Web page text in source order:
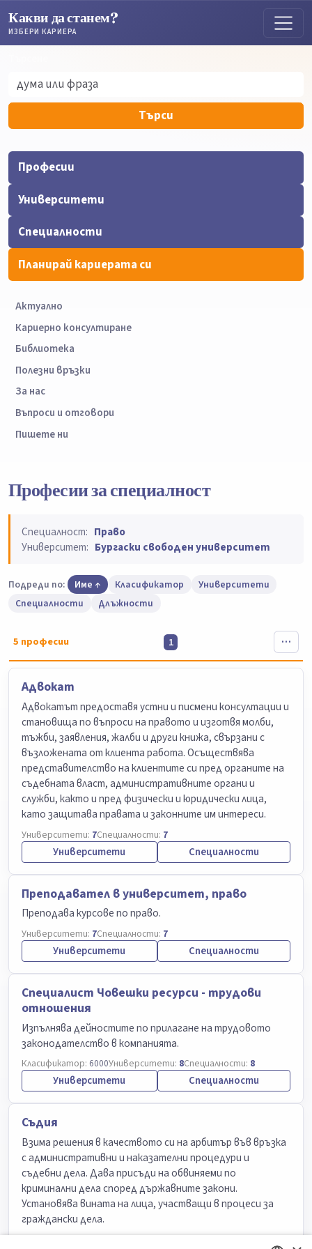
Какви да станем?
ИЗБЕРИ КАРИЕРА
Търси
Професии
Университети
Специалности
Планирай кариерата си
Актуално
Кариерно консултиране
Библиотека
Полезни връзки
За нас
Въпроси и отговори
Пишете ни
Професии за специалност
Специалност: Право
Университет: Бургаски свободен университет
Подреди по: Име Класификатор
Университети
Специалности
Длъжности
5 професии 1
Адвокат
Адвокатът предоставя устни и писмени консултации и
становища по въпроси на правото и изготвя молби,
тъжби, заявления, жалби и други книжа, свързани с
възложената от клиента работа. Осъществява
представителство на клиентите си пред органите на
съдебната власт, административните органи и
служби, както и пред физически и юридически лица,
като защитава правата и законните им интереси.
Университети: 7Специалности: 7
Университети Специалности
Преподавател в университет, право
Преподава курсове по право.
Университети: 7Специалности: 7
Университети Специалности
Специалист Човешки ресурси - трудови
отношения
Изпълнява дейностите по прилагане на трудовото
законодателство в компанията.
Класификатор: 6000Университети: 8Специалности: 8
Университети Специалности
Съдия
Взима решения в качеството си на арбитър във връзка
с административни и наказателни процедури и
съдебни дела. Дава присъди на обвиняеми по
криминални дела според държавните закони.
Установява вината на лица, участващи в процеси за
граждански дела.
Университети:7Специалности:7